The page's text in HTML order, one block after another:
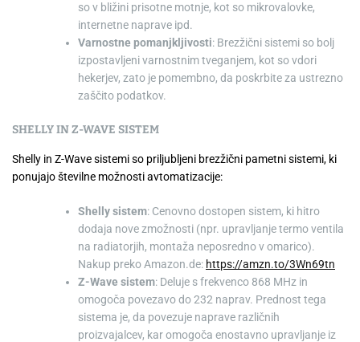
so v bližini prisotne motnje, kot so mikrovalovke,
internetne naprave ipd.
Varnostne pomanjkljivosti: Brezžični sistemi so bolj
izpostavljeni varnostnim tveganjem, kot so vdori
hekerjev, zato je pomembno, da poskrbite za ustrezno
zaščito podatkov.
SHELLY IN Z-WAVE SISTEM
Shelly in Z-Wave sistemi so priljubljeni brezžični pametni sistemi, ki
ponujajo številne možnosti avtomatizacije:
Shelly sistem: Cenovno dostopen sistem, ki hitro
dodaja nove zmožnosti (npr. upravljanje termo ventila
na radiatorjih, montaža neposredno v omarico).
Nakup preko Amazon.de: https://amzn.to/3Wn69tn
Z-Wave sistem: Deluje s frekvenco 868 MHz in
omogoča povezavo do 232 naprav. Prednost tega
sistema je, da povezuje naprave različnih
proizvajalcev, kar omogoča enostavno upravljanje iz